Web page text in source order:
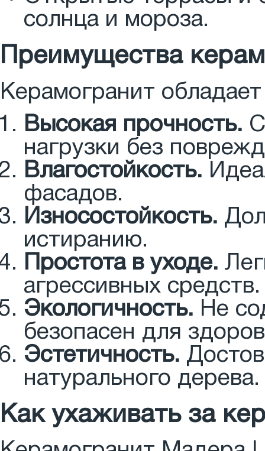
солнца и мороза.
Преимущества
Керамогранит
Высокая прочность.
нагрузки без
Влагостойкость.
фасадов.
Износостойкость.
истиранию.
Простота в уходе.
агрессивных средств.
Экологичность. Не
безопасен для
Эстетичность.
натурального дерева.
Как ухаживать за